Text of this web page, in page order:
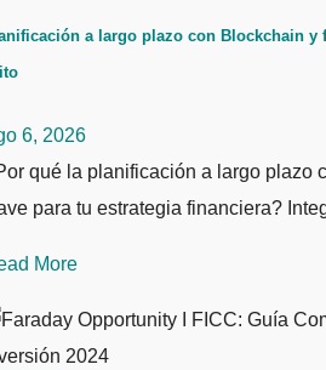
a largo plazo con Blockchain y
6, 2026
qué la planificación a largo plazo
para tu estrategia financiera?
More